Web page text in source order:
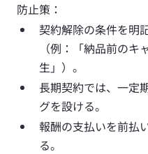
防止策：
契約解除の条件を明
（例：「納品前の
生」）。
長期契約では、一定
グを設ける。
報酬の支払いを前払
る。